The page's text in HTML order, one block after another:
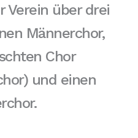
Verein über drei
Männerchor,
Chor
und einen